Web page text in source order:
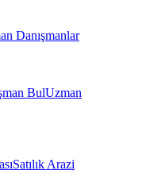
Danışmanlar
BulUzman
Satılık Arazi